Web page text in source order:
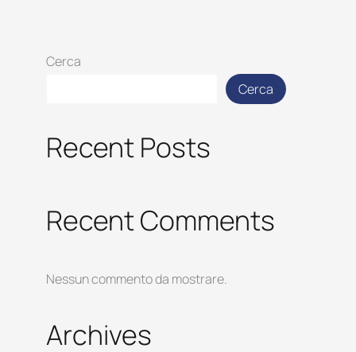
Cerca
Cerca
Recent Posts
Recent Comments
Nessun commento da mostrare.
Archives